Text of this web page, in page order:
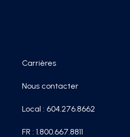
Carrières
Nous contacter
Local : 604.276.8662
FR : 1.800.667.8811